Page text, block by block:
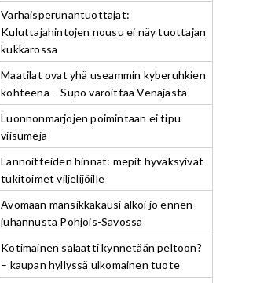
Varhaisperunantuottajat:
Kuluttajahintojen nousu ei näy tuottajan
kukkarossa
Maatilat ovat yhä useammin kyberuhkien
kohteena – Supo varoittaa Venäjästä
Luonnonmarjojen poimintaan ei tipu
viisumeja
Lannoitteiden hinnat: mepit hyväksyivät
tukitoimet viljelijöille
Avomaan mansikkakausi alkoi jo ennen
juhannusta Pohjois-Savossa
Kotimainen salaatti kynnetään peltoon?
– kaupan hyllyssä ulkomainen tuote